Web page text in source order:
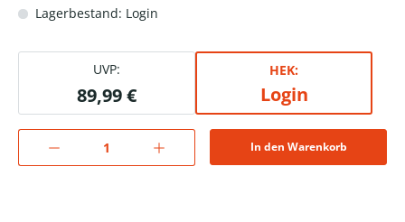
Lagerbestand: Login
UVP:
89,99 €
HEK:
Login
In den Warenkorb